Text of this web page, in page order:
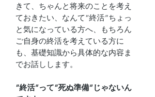
きて、ちゃんと将来のことを考え
ておきたい、なんて”終活”ちょっ
と気になっている方へ、もちろん
ご自身の終活を考えている方に
も、基礎知識から具体的な内容ま
でお話しします。
”終活”って”死ぬ準備”じゃないん